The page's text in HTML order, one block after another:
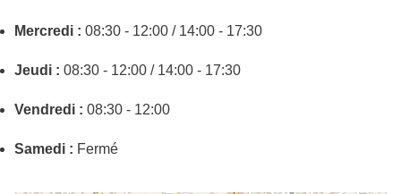
Mercredi : 08:30 - 12:00 / 14:00 - 17:30
Jeudi : 08:30 - 12:00 / 14:00 - 17:30
Vendredi : 08:30 - 12:00
Samedi : Fermé